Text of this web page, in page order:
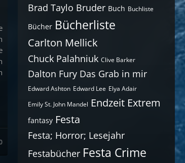
Brad Taylo Bruder Buch Buchliste
Bücher Bücherliste
Carlton Mellick
Chuck Palahniuk Clive Barker
Dalton Fury Das Grab in mir
Edward Ashton Edward Lee Elya Adair
Emily St. John Mandel Endzeit Extrem
fantasy Festa
Festa; Horror; Lesejahr
Festabücher Festa Crime